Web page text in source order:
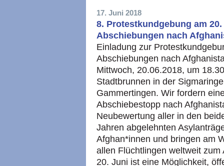
17. Juni 2018
8. Protestkundgebung am
Abschiebungen nach
Einladung zur
Abschiebungen nach
Mittwoch, 20.06.2018, um
Stadtbrunnen in der
Gammertingen. Wir fordern
Abschiebestopp nach
Neubewertung aller in den
Jahren abgelehnten
Afghan*innen und bringen am
allen Flüchtlingen weltweit
20. Juni ist eine Möglichkeit,